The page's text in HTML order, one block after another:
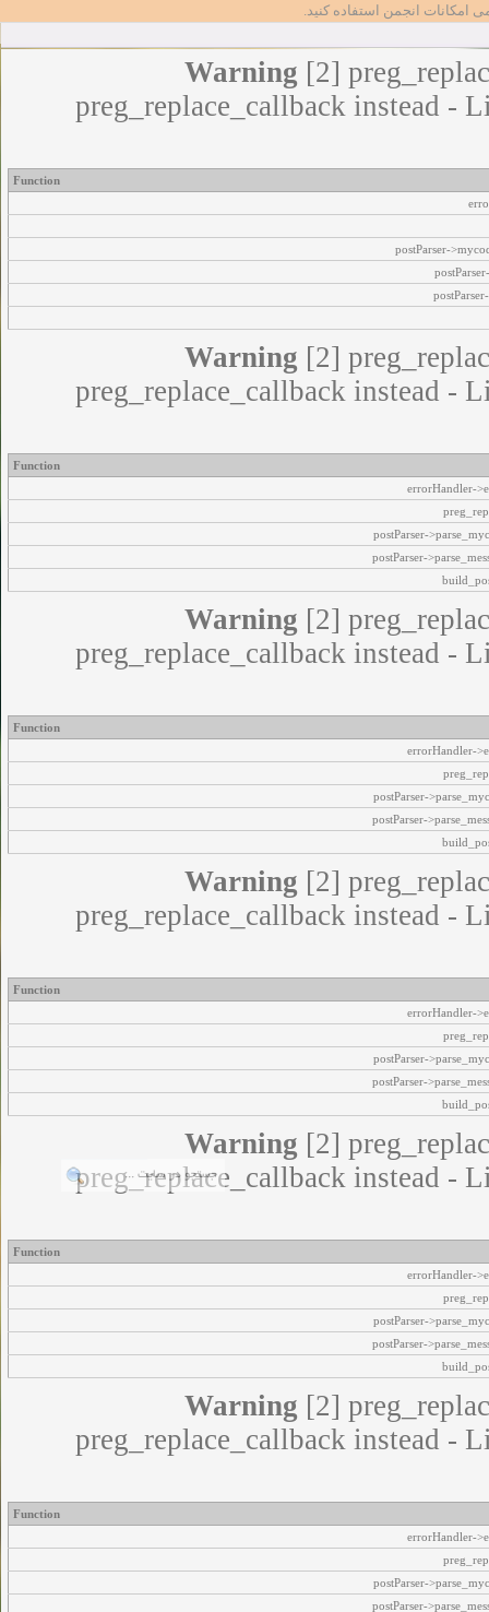
امکانات انجمن استفاده کنید.
Warning [2]
preg_replace_callback instead -
Function
postParser-
Warning [2]
preg_replace_callback instead -
Function
errorHandler-
postParser-
postParser-
Warning [2]
preg_replace_callback instead -
Function
errorHandler-
postParser-
postParser-
Warning [2]
preg_replace_callback instead -
Function
errorHandler-
postParser-
postParser-
Warning [2]
preg_replace_callback instead -
Function
errorHandler-
postParser-
postParser-
Warning [2]
preg_replace_callback instead -
Function
errorHandler-
postParser-
postParser-